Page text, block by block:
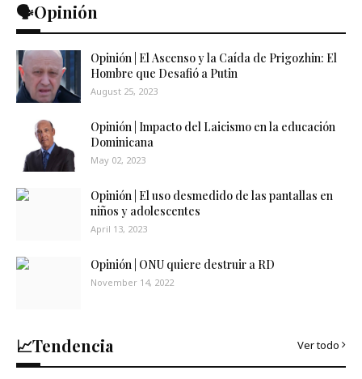
🗣️Opinión
Opinión | El Ascenso y la Caída de Prigozhin: El
Hombre que Desafió a Putin
August 25, 2023
Opinión | Impacto del Laicismo en la educación
Dominicana
May 02, 2023
Opinión | El uso desmedido de las pantallas en
niños y adolescentes
April 13, 2023
Opinión | ONU quiere destruir a RD
November 14, 2022
📈Tendencia Ver todo